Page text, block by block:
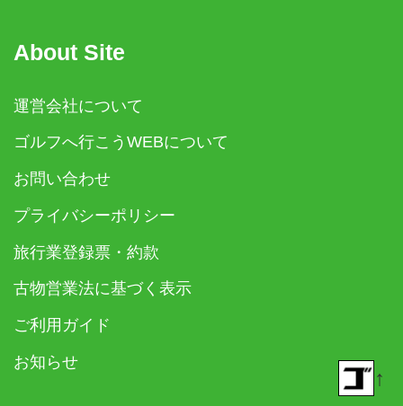
About Site
運営会社について
ゴルフへ行こうWEBについて
お問い合わせ
プライバシーポリシー
旅行業登録票・約款
古物営業法に基づく表示
ご利用ガイド
お知らせ
↑